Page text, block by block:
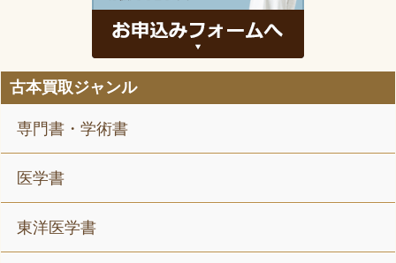
古本買取ジャンル
専門書・学術書
医学書
東洋医学書